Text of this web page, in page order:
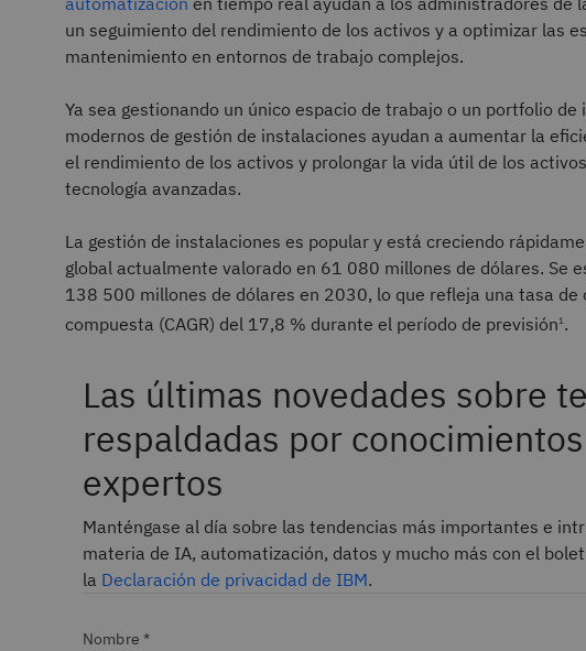
un seguimiento del rendimiento de los activos y a optimizar las
mantenimiento en entornos de trabajo complejos.
Ya sea gestionando un único espacio de trabajo o un portfolio
modernos de gestión de instalaciones ayudan a aumentar la
el rendimiento de los activos y prolongar la vida útil de los
tecnología avanzadas.
La gestión de instalaciones es popular y está creciendo
global actualmente valorado en 61 080 millones de dólares. Se
138 500 millones de dólares en 2030, lo que refleja una tasa de
compuesta (CAGR) del 17,8 % durante el período de previsión1.
Las últimas novedades sobre
respaldadas por
expertos
Manténgase al día sobre las tendencias más importantes e
materia de IA, automatización, datos y mucho más con el
la Declaración de privacidad de IBM.
Nombre *